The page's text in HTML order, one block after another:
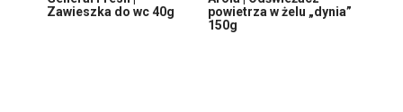
Zawieszka do wc 40g
powietrza w żelu „dynia”
150g